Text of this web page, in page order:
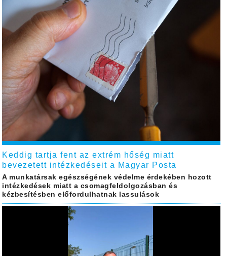
Keddig tartja fent az extrém hőség miatt
bevezetett intézkedéseit a Magyar Posta
A munkatársak egészségének védelme érdekében hozott
intézkedések miatt a csomagfeldolgozásban és
kézbesítésben előfordulhatnak lassulások